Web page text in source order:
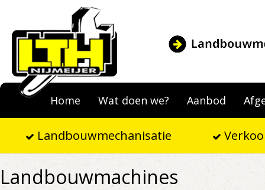
Home Wat doen we? Aanbod
Landbouwmechanisatie
Landbouwmachines